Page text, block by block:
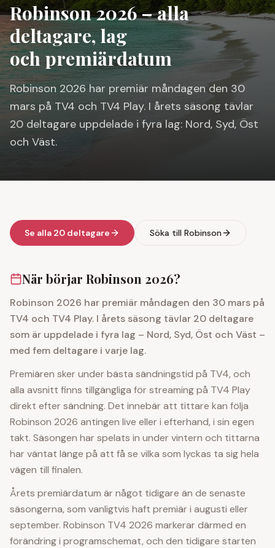
Robinson 2026 – alla
deltagare, lag
och premiärdatum
Robinson 2026 har premiär måndagen den 30
mars på TV4 och TV4 Play. I årets säsong tävlar
20 deltagare uppdelade i fyra lag: Nord, Syd, Öst
och Väst.
Se alla 20 deltagare Söka till Robinson
När börjar Robinson 2026?
Robinson 2026 har premiär måndagen den 30 mars på
TV4 och TV4 Play. I årets säsong tävlar 20 deltagare
som är uppdelade i fyra lag – Nord, Syd, Öst och Väst –
med fem deltagare i varje lag.
Premiären sker under bästa sändningstid på TV4, och
alla avsnitt finns tillgängliga för streaming på TV4 Play
direkt efter sändning. Det innebär att tittare kan följa
Robinson 2026 antingen live eller i efterhand, i sin egen
takt. Säsongen har spelats in under vintern och tittarna
har väntat länge på att få se vilka som lyckas ta sig hela
vägen till finalen.
Årets premiärdatum är något tidigare än de senaste
säsongerna, som vanligtvis haft premiär i augusti eller
september. Robinson TV4 2026 markerar därmed en
förändring i programschemat, och den tidigare starten